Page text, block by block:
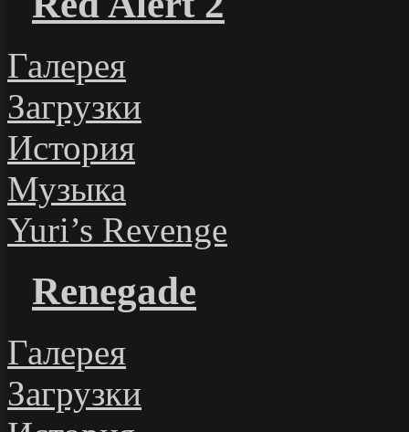
Галерея
Загрузки
История
Музыка
Yuri’s Revenge
Renegade
Галерея
Загрузки